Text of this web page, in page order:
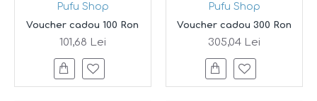
Pufu Shop
Voucher cadou 100 Ron
101,68 Lei
Pufu Shop
Voucher cadou 300 Ron
305,04 Lei